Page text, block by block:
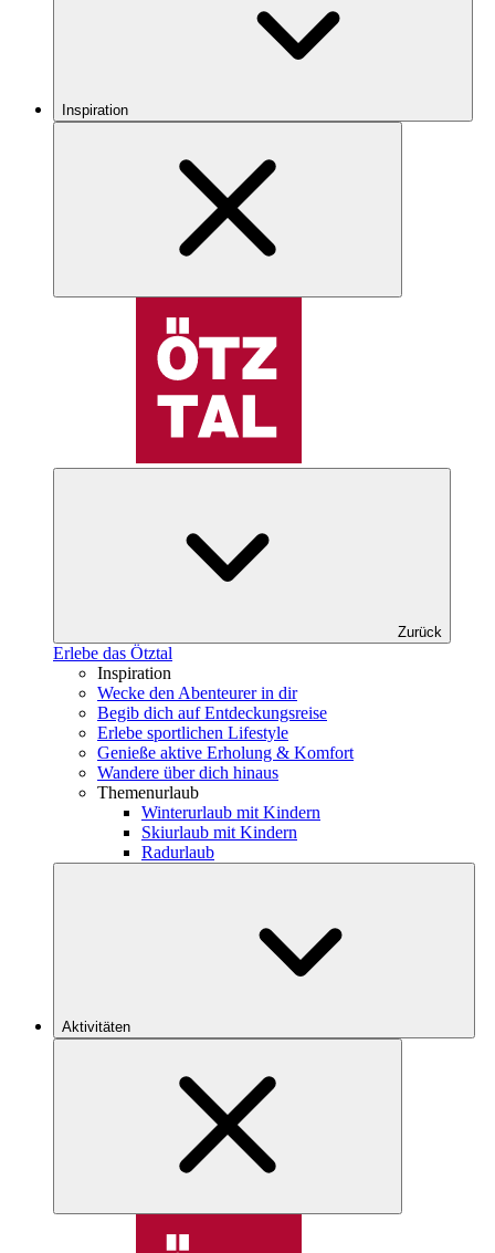
Inspiration
Zurück
Erlebe das Ötztal
Inspiration
Wecke den Abenteurer in dir
Begib dich auf Entdeckungsreise
Erlebe sportlichen Lifestyle
Genieße aktive Erholung & Komfort
Wandere über dich hinaus
Themenurlaub
Winterurlaub mit Kindern
Skiurlaub mit Kindern
Radurlaub
Aktivitäten